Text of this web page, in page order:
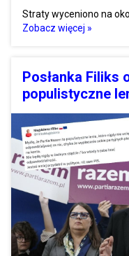
Straty wyceniono na
Zobacz więcej »
Posłanka Filiks
populistyczne